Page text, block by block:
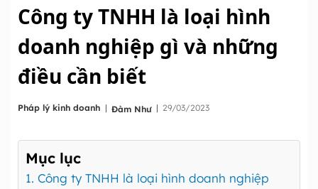
Công ty TNHH là loại hình
doanh nghiệp gì và những
điều cần biết
Pháp lý kinh doanh | Đàm Như | 29/03/2023
Mục lục
1. Công ty TNHH là loại hình doanh nghiệp